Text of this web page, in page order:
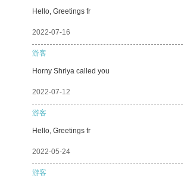
Hello, Greetings fr
2022-07-16
游客
Horny Shriya called you
2022-07-12
游客
Hello, Greetings fr
2022-05-24
游客